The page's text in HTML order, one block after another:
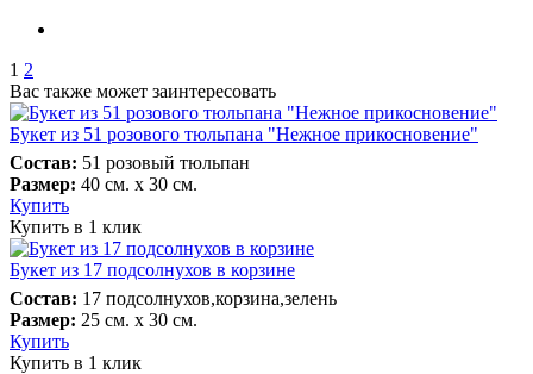
1 2
Вас также может заинтересовать
Букет из 51 розового тюльпана "Нежное прикосновение"
Состав: 51 розовый тюльпан
Размер: 40 см. х 30 см.
Купить
Купить в 1 клик
Букет из 17 подсолнухов в корзине
Состав: 17 подсолнухов,корзина,зелень
Размер: 25 см. х 30 см.
Купить
Купить в 1 клик